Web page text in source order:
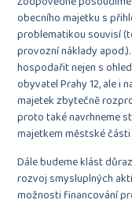
obecního majetku s
problematikou souvisí
provozní náklady
hospodařit nejen s
obyvatel Prahy 12, ale i
majetek zbytečně
proto také navrhneme
majetkem městské části
Dále budeme klást
rozvoj smysluplných
možnosti financování